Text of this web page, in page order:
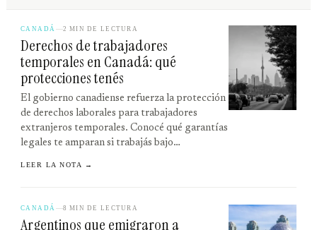
CANADÁ 2 MIN DE LECTURA
Derechos de trabajadores
temporales en Canadá: qué
protecciones tenés
El gobierno canadiense refuerza la protección
de derechos laborales para trabajadores
extranjeros temporales. Conocé qué garantías
legales te amparan si trabajás bajo…
LEER LA NOTA →
CANADÁ 8 MIN DE LECTURA
Argentinos que emigraron a